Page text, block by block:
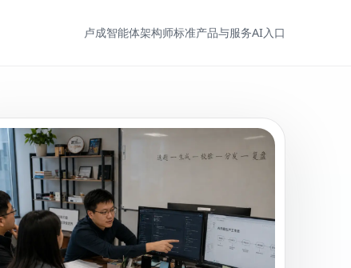
卢成智能体架构师标准产品与服务AI入口